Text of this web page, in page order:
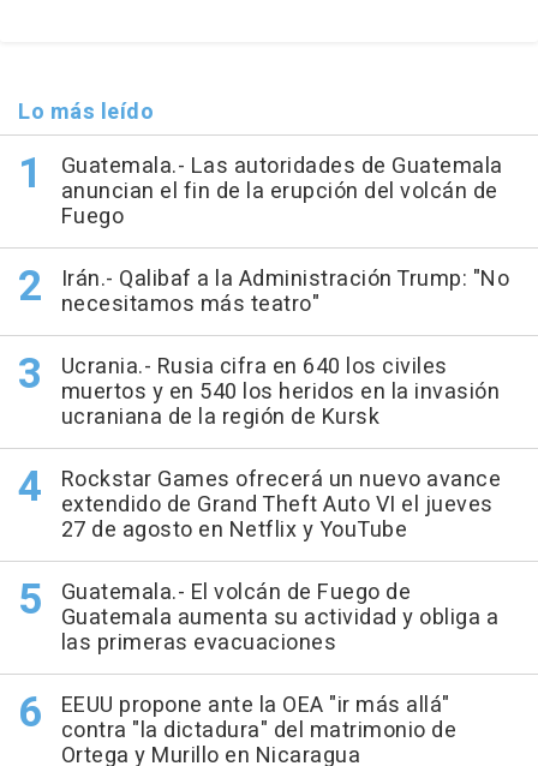
Lo más leído
Guatemala.- Las autoridades de Guatemala
anuncian el fin de la erupción del volcán de
Fuego
Irán.- Qalibaf a la Administración Trump: "No
necesitamos más teatro"
Ucrania.- Rusia cifra en 640 los civiles
muertos y en 540 los heridos en la invasión
ucraniana de la región de Kursk
Rockstar Games ofrecerá un nuevo avance
extendido de Grand Theft Auto VI el jueves
27 de agosto en Netflix y YouTube
Guatemala.- El volcán de Fuego de
Guatemala aumenta su actividad y obliga a
las primeras evacuaciones
EEUU propone ante la OEA "ir más allá"
contra "la dictadura" del matrimonio de
Ortega y Murillo en Nicaragua